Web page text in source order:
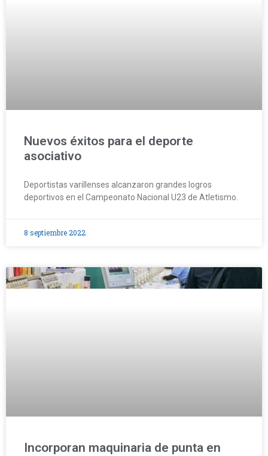
Nuevos éxitos para el deporte
asociativo
Deportistas varillenses alcanzaron grandes logros
deportivos en el Campeonato Nacional U23 de Atletismo.
8 septiembre 2022
Incorporan maquinaria de punta en